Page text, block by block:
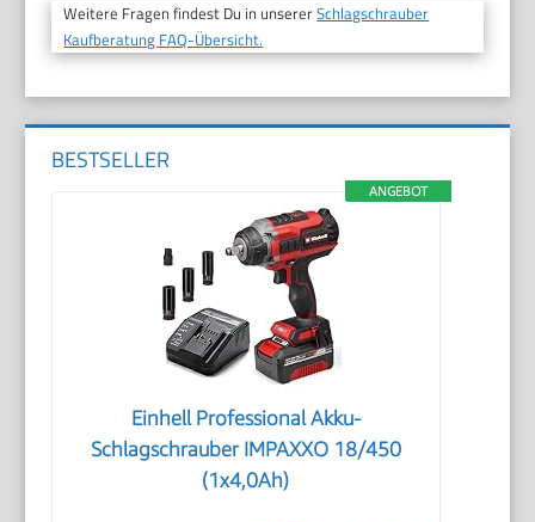
Weitere Fragen findest Du in unsererSchlagschrauber
Kaufberatung FAQ-Übersicht.
BESTSELLER
ANGEBOT
Einhell Professional Akku-
Schlagschrauber IMPAXXO 18/450
(1x4,0Ah)